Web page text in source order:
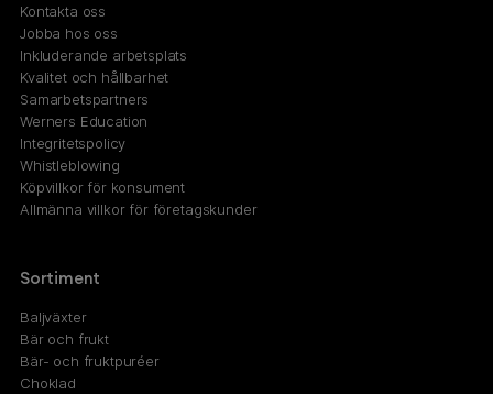
Kontakta oss
Jobba hos oss
Inkluderande arbetsplats
Kvalitet och hållbarhet
Samarbetspartners
Werners Education
Integritetspolicy
Whistleblowing
Köpvillkor för konsument
Allmänna villkor för företagskunder
Sortiment
Baljväxter
Bär och frukt
Bär- och fruktpuréer
Choklad